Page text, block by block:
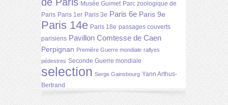
Musée Guimet Parc zoologique de
Paris Paris 1er Paris 3e Paris 6e Paris 9e
Paris 14e Paris 18e passages couverts
parisiens Pavillon Comtesse de Caen
Perpignan Première Guerre mondiale rallyes
pédestres Seconde Guerre mondiale
selection Serge Gainsbourg Yann Arthus-
Bertrand